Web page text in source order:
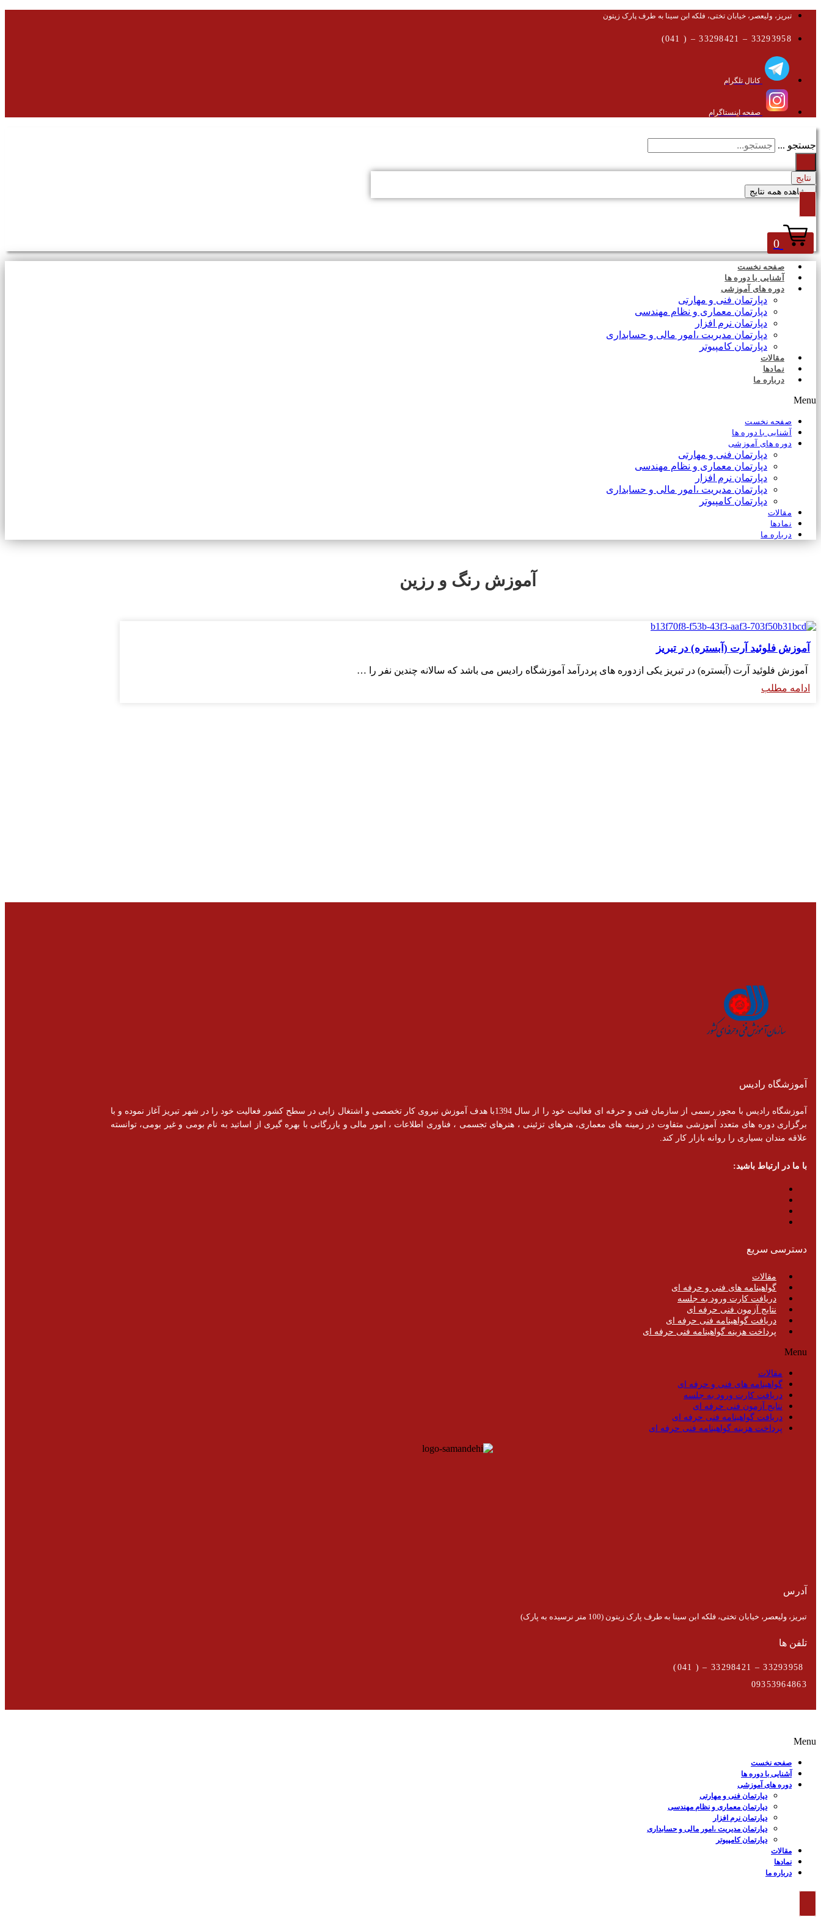
تبریز، ولیعصر، خیابان تختی، فلکه ابن سینا به طرف پارک زیتون
33293958 – 33298421 – ( 041)
کانال تلگرام
صفحه اینستاگرام
جستجو ...
نتایج
مشاهده همه نتایج
0
صفحه نخست
آشنایی با دوره ها
دوره های آموزشی
دپارتمان فنی و مهارتی
دپارتمان معماری و نظام مهندسی
دپارتمان نرم افزار
دپارتمان مدیریت ،امور مالی و حسابداری
دپارتمان کامپیوتر
مقالات
نمادها
درباره ما
Menu
صفحه نخست
آشنایی با دوره ها
دوره های آموزشی
دپارتمان فنی و مهارتی
دپارتمان معماری و نظام مهندسی
دپارتمان نرم افزار
دپارتمان مدیریت ،امور مالی و حسابداری
دپارتمان کامپیوتر
مقالات
نمادها
درباره ما
آموزش رنگ و رزین
آموزش فلوئید آرت (آبستره) در تبریز
آموزش فلوئید آرت (آبستره) در تبریز یکی ازدوره های پردرآمد آموزشگاه رادیس می باشد که سالانه چندین نفر را …
ادامه مطلب
آموزشگاه رادیس
آموزشگاه رادیس با مجوز رسمی از سازمان فنی و حرفه ای فعالیت خود را از سال 1394با هدف آموزش نیروی کار تخصصی و اشتغال زایی در سطح کشور فعالیت خود را در شهر تبریز آغاز نموده و با
برگزاری دوره های متعدد آموزشی متفاوت در زمینه های معماری، هنرهای تزئینی ، هنرهای تجسمی ، فناوری اطلاعات ، امور مالی و یازرگانی با بهره گیری از اساتید به نام بومی و غیر بومی، توانسته
علاقه مندان بسیاری را روانه بازار کار کند.
با ما در ارتباط باشید:
دسترسی سریع
مقالات
گواهینامه های فنی و حرفه ای
دریافت کارت ورود به جلسه
نتایج آزمون فنی حرفه ای
دریافت گواهینامه فنی حرفه ای
پرداخت هزینه گواهینامه فنی حرفه ای
Menu
مقالات
گواهینامه های فنی و حرفه ای
دریافت کارت ورود به جلسه
نتایج آزمون فنی حرفه ای
دریافت گواهینامه فنی حرفه ای
پرداخت هزینه گواهینامه فنی حرفه ای
آدرس
تبریز، ولیعصر، خیابان تختی، فلکه ابن سینا به طرف پارک زیتون (100 متر نرسیده به پارک)
تلفن ها
09353964863
Menu
صفحه نخست
آشنایی با دوره ها
دوره های آموزشی
دپارتمان فنی و مهارتی
دپارتمان معماری و نظام مهندسی
دپارتمان نرم افزار
دپارتمان مدیریت ،امور مالی و حسابداری
دپارتمان کامپیوتر
مقالات
نمادها
درباره ما